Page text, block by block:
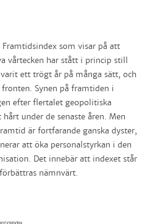
som visar på att
vårtecken har stått i princip still
ett trögt år på många sätt, och
Synen på framtiden i
efter flertalet geopolitiska
under de senaste åren. Men
är fortfarande ganska dyster,
att öka personalstyrkan i den
Det innebär att indexet står
nämnvärt.